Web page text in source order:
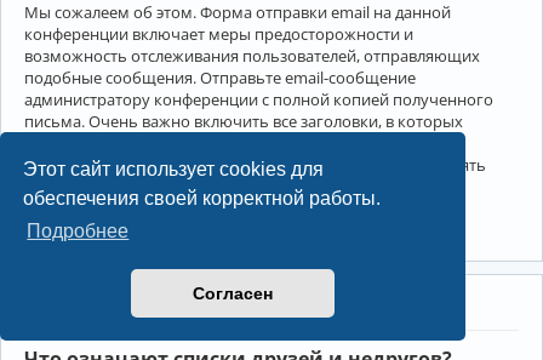
Этот сайт использует cookies для
обеспечения своей корректной работы.
Подробнее
Согласен
Мы сожалеем об этом. Форма отправки email на данной
конференции включает меры предосторожности и
возможность отслеживания пользователей, отправляющих
подобные сообщения. Отправьте email-сообщение
администратору конференции с полной копией полученного
письма. Очень важно включить все заголовки, в которых
Администратор конференции сможет в этом случае принять
меры.
Друзья и недруги